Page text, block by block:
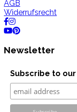
AGB
Widerrufsrecht
Newsletter
Subscribe to